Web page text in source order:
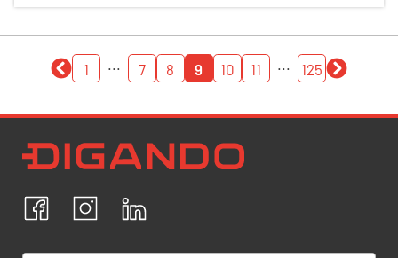
1 ... 7 8 9 10 11 ... 125
FacebookInstagram
Ich bestätige, dass ich die
Datenschutzrichtlinien
personenbezogenen Daten einverstanden.